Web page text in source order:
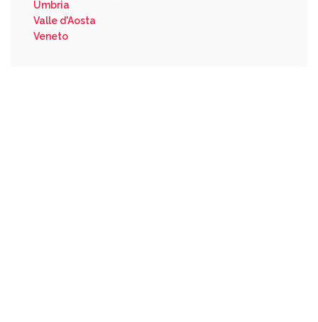
Umbria
Valle d'Aosta
Veneto